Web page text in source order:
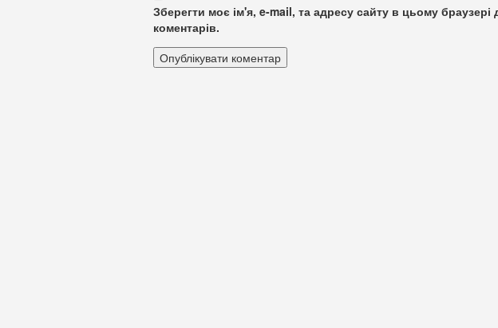
Зберегти моє ім'я, e-mail, та адресу сайту в цьому
коментарів.